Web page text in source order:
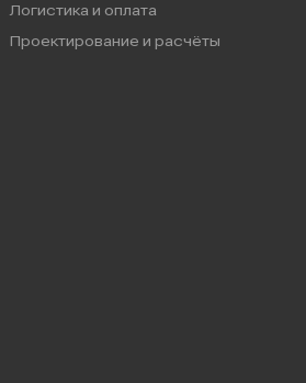
Логистика и оплата
Проектирование и расчёты